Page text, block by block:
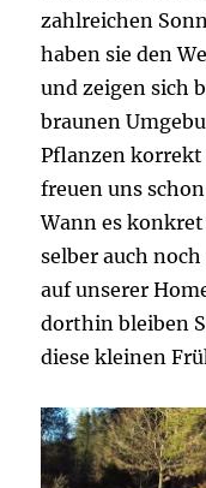
zahlreichen
haben sie den
und zeigen sich
braunen
Pflanzen korrekt
freuen uns
Wann es
selber auch
auf unserer
dorthin bleiben
diese kleinen